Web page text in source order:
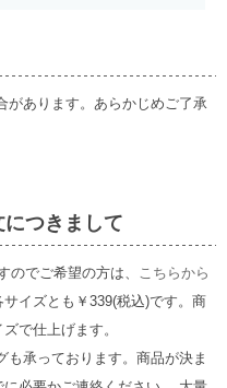
あります。あらかじめご了承
つきまして
でご希望の方は、
こちらから
イズとも￥339(税込)です。商
で仕上げます。
承っております。商品が決ま